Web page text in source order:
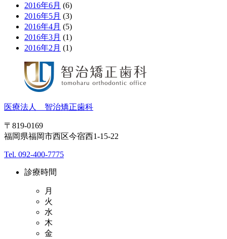
2016年6月 (6)
2016年5月 (3)
2016年4月 (5)
2016年3月 (1)
2016年2月 (1)
医療法人 智治矯正歯科
〒819-0169
福岡県福岡市西区今宿西1-15-22
Tel. 092-400-7775
診療時間
月
火
水
木
金